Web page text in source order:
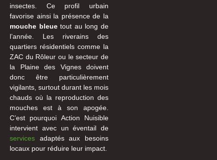
insectes. Ce profil urbain
favorise ainsi la présence de la
mouche bleuetout au long de
l’année. Les riverains des
quartiers résidentiels comme la
ZAC du Rôleur ou le secteur de
la Plaine des Vignes doivent
donc être particulièrement
vigilants, surtout durant les mois
chauds où la reproduction des
mouches est à son apogée.
C’est pourquoi Action Nuisible
intervient avec un éventail de
services adaptés aux besoins
locaux pour réduire leur impact.